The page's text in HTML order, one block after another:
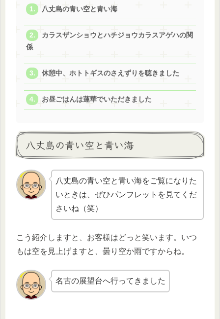
八丈島の青い空と青い海
カラスザンショウとハチジョウカラスアゲハの関
係
休憩中、ホトトギスのさえずりを聴きました
お昼ごはんは蓮華でいただきました
八丈島の青い空と青い海
八丈島の青い空と青い海をご覧になりた
いときは、ぜひパンフレットを見てくだ
さいね（笑）
こう紹介しますと、お客様はどっと笑います。いつ
もは空を見上げますと、曇り空か雨ですからね。
名古の展望台へ行ってきました